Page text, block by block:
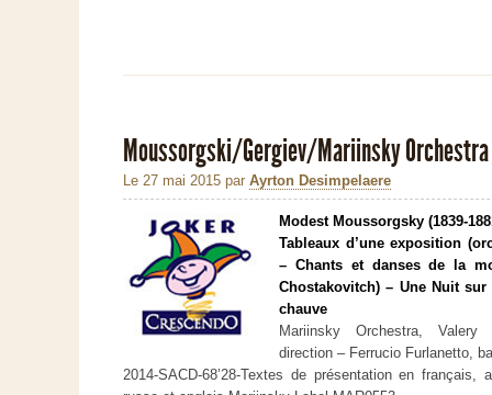
Moussorgski/Gergiev/Mariinsky Orchestra
Le 27 mai 2015 par Ayrton Desimpelaere
Modest Moussorgsky (1839-
Tableaux d’une exposition
– Chants et danses de la
Chostakovitch) – Une Nuit
chauve
Mariinsky Orchestra, Valery
direction – Ferrucio Furlanetto,
2014-SACD-68’28-Textes de présentation en français,